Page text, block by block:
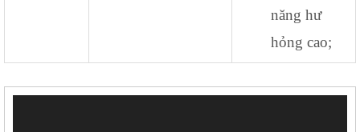
năng hư
hỏng cao;